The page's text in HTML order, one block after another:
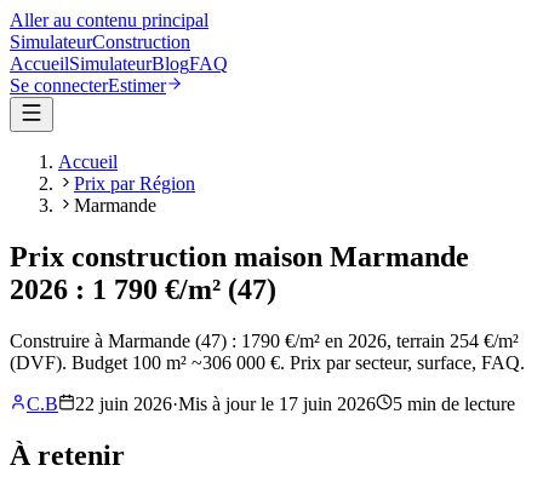
Aller au contenu principal
SimulateurConstruction
AccueilSimulateurBlogFAQ
Se connecterEstimer
Accueil
Prix par Région
Marmande
Prix construction maison Marmande
2026 : 1 790 €/m² (47)
Construire à Marmande (47) : 1790 €/m² en 2026, terrain 254 €/m²
(DVF). Budget 100 m² ~306 000 €. Prix par secteur, surface, FAQ.
C.B
22 juin 2026·Mis à jour le 17 juin 2026 5 min de lecture
À retenir